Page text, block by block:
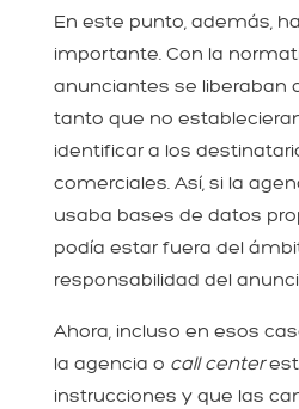
En este punto, además,
importante. Con la
anunciantes se liberaban
tanto que no
identificar a los
comerciales. Así, si la
usaba bases de datos
podía estar fuera del
responsabilidad del
Ahora, incluso en esos
la agencia o call center
instrucciones y que las